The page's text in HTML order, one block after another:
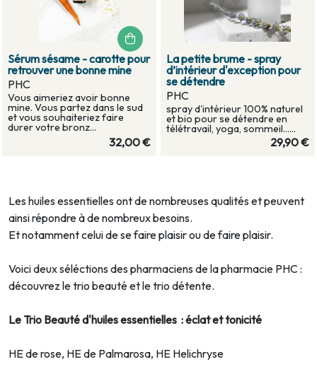
Les huiles essentielles ont de nombreuses qualités et peuvent
ainsi répondre à de nombreux besoins.
Et notamment celui de se faire plaisir ou de faire plaisir.
Voici deux séléctions des pharmaciens de la pharmacie PHC :
découvrez le trio beauté et le trio détente.
Le Trio Beauté d'huiles essentielles : éclat et tonicité
HE de rose, HE de Palmarosa, HE Helichryse
Sérum sésame - carotte pour
retrouver une bonne mine
PHC
Vous aimeriez avoir bonne
mine. Vous partez dans le sud
et vous souhaiteriez faire
durer votre bronz...
32,00 €
La petite brume - spray
d’intérieur d'exception pour
se détendre
PHC
spray d'intérieur 100% naturel
et bio pour se détendre en
télétravail, yoga, sommeil......
29,90 €